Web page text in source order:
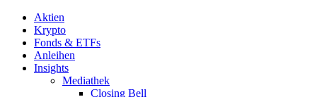
Aktien
Krypto
Fonds & ETFs
Anleihen
Insights
Mediathek
Closing Bell